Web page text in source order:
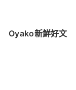
Oyako新鮮好文